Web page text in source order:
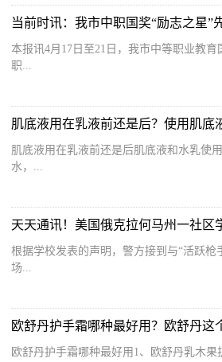
本报讯4月17日至21日，我市中等职业教育
职...
肌底液用在乳液前还是后？使用肌底
肌底液用在乳液前还是后肌底液和水乳使
水，...
根据学校发表的声明，警方接到与“活跃枪
场...
欧舒丹护手霜哪种最好用？欧舒丹这
欧舒丹护手霜哪种最好用1、欧舒丹乳木果